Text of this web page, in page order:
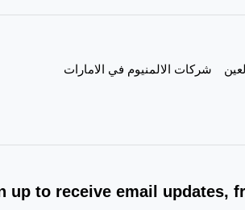
شركات الالمنيوم في الامارات
up to receive email updates,